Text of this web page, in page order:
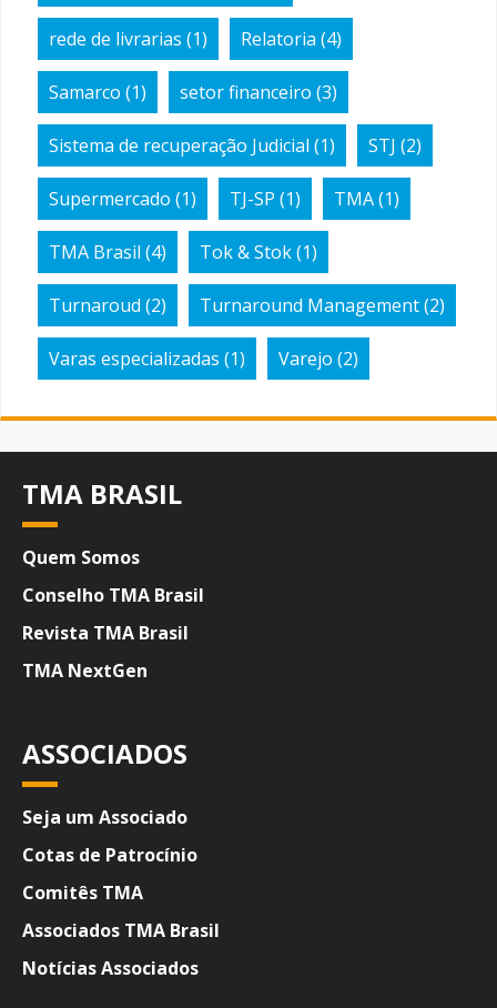
rede de livrarias (1) Relatoria (4)
Samarco (1) setor financeiro (3)
Sistema de recuperação Judicial (1) STJ (2)
Supermercado (1) TJ-SP (1) TMA(1)
TMA Brasil (4) Tok & Stok(1)
Turnaroud (2) Turnaround Management(2)
Varas especializadas (1) Varejo (2)
TMA BRASIL
Quem Somos
Conselho TMA Brasil
Revista TMA Brasil
TMA NextGen
ASSOCIADOS
Seja um Associado
Cotas de Patrocínio
Comitês TMA
Associados TMA Brasil
Notícias Associados